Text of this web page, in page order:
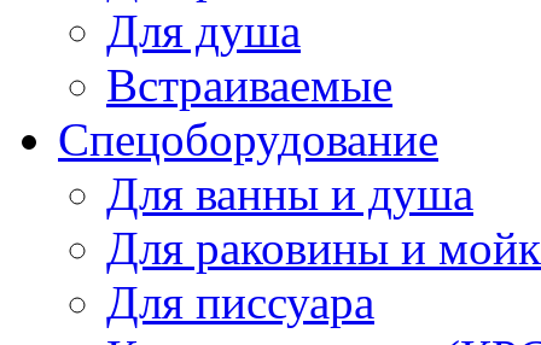
Для душа
Встраиваемые
Спецоборудование
Для ванны и душа
Для раковины и
Для писсуара